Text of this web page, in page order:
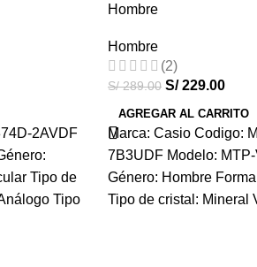
2AVDF
Tipo de
Tipo
Hombre
Hombre
(2)
S/289.00 S/229.00
AGREGAR AL CARRITO
Marca: Casio Codigo:
7B3UDF Modelo:
Género: Hombre
Tipo de cristal: Mineral